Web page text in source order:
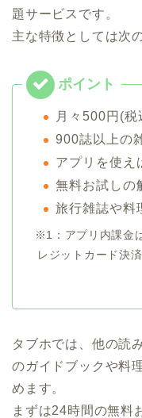
題サービスです。
主な特徴としては次
月々500円(
900誌以上の
アプリを使え
無料お試しの
旅行雑誌や料
※1：アプリ内課金
レジットカード決
タブホでは、他の読
のガイドブックや料
めます。
まずは24時間の無料